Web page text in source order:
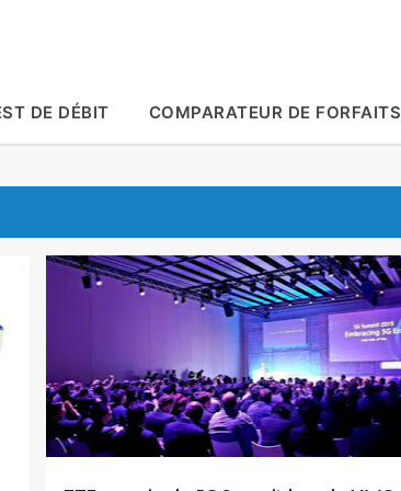
DE DÉBIT COMPARATEUR DE FORFAITS
Actualité 5G MWC2019 ZTE